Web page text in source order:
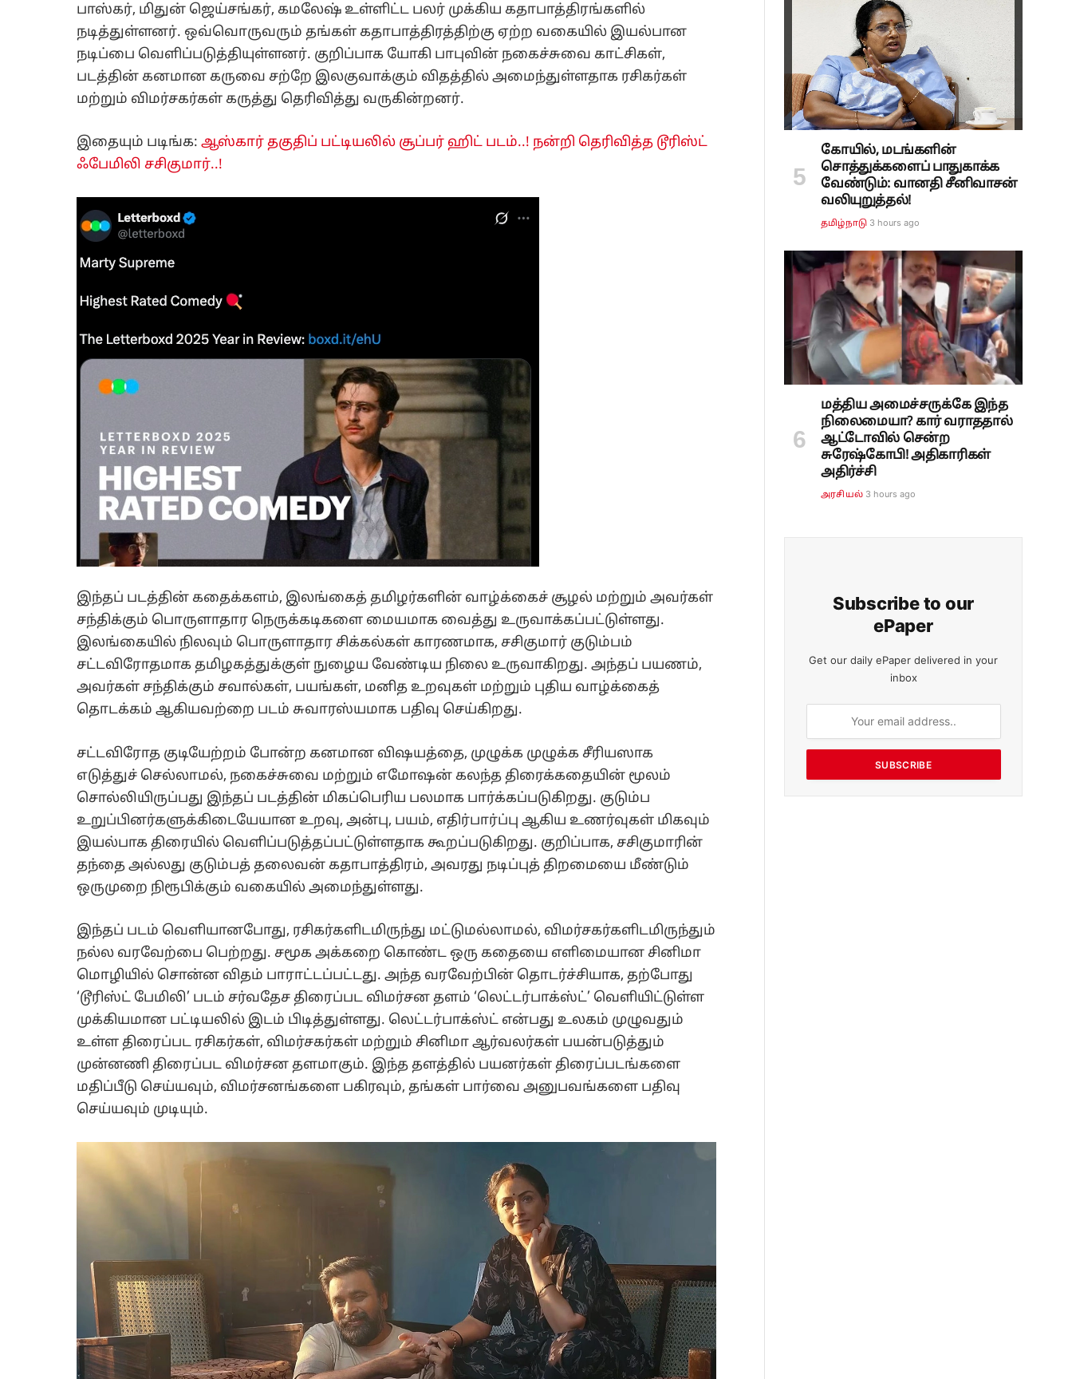
பாஸ்கர், மிதுன் ஜெய்சங்கர், கமலேஷ் உள்ளிட்ட பலர் முக்கிய கதாபாத்திரங்களில்
நடித்துள்ளனர். ஒவ்வொருவரும் தங்கள் கதாபாத்திரத்திற்கு ஏற்ற வகையில் இயல்பான
நடிப்பை வெளிப்படுத்தியுள்ளனர். குறிப்பாக யோகி பாபுவின் நகைச்சுவை காட்சிகள்,
படத்தின் கனமான கருவை சற்றே இலகுவாக்கும் விதத்தில் அமைந்துள்ளதாக ரசிகர்கள்
மற்றும் விமர்சகர்கள் கருத்து தெரிவித்து வருகின்றனர்.
இதையும் படிங்க:ஆஸ்கார் தகுதிப் பட்டியலில் சூப்பர் ஹிட் படம்..! நன்றி தெரிவித்த டூரிஸ்ட்
ஃபேமிலி சசிகுமார்..!
இந்தப் படத்தின் கதைக்களம், இலங்கைத் தமிழர்களின் வாழ்க்கைச் சூழல் மற்றும் அவர்கள்
சந்திக்கும் பொருளாதார நெருக்கடிகளை மையமாக வைத்து உருவாக்கப்பட்டுள்ளது.
இலங்கையில் நிலவும் பொருளாதார சிக்கல்கள் காரணமாக, சசிகுமார் குடும்பம்
சட்டவிரோதமாக தமிழகத்துக்குள் நுழைய வேண்டிய நிலை உருவாகிறது. அந்தப் பயணம்,
அவர்கள் சந்திக்கும் சவால்கள், பயங்கள், மனித உறவுகள் மற்றும் புதிய வாழ்க்கைத்
தொடக்கம் ஆகியவற்றை படம் சுவாரஸ்யமாக பதிவு செய்கிறது.
சட்டவிரோத குடியேற்றம் போன்ற கனமான விஷயத்தை, முழுக்க முழுக்க சீரியஸாக
எடுத்துச் செல்லாமல், நகைச்சுவை மற்றும் எமோஷன் கலந்த திரைக்கதையின் மூலம்
சொல்லியிருப்பது இந்தப் படத்தின் மிகப்பெரிய பலமாக பார்க்கப்படுகிறது. குடும்ப
உறுப்பினர்களுக்கிடையேயான உறவு, அன்பு, பயம், எதிர்பார்ப்பு ஆகிய உணர்வுகள் மிகவும்
இயல்பாக திரையில் வெளிப்படுத்தப்பட்டுள்ளதாக கூறப்படுகிறது. குறிப்பாக, சசிகுமாரின்
தந்தை அல்லது குடும்பத் தலைவன் கதாபாத்திரம், அவரது நடிப்புத் திறமையை மீண்டும்
ஒருமுறை நிரூபிக்கும் வகையில் அமைந்துள்ளது.
இந்தப் படம் வெளியானபோது, ரசிகர்களிடமிருந்து மட்டுமல்லாமல், விமர்சகர்களிடமிருந்தும்
நல்ல வரவேற்பை பெற்றது. சமூக அக்கறை கொண்ட ஒரு கதையை எளிமையான சினிமா
மொழியில் சொன்ன விதம் பாராட்டப்பட்டது. அந்த வரவேற்பின் தொடர்ச்சியாக, தற்போது
‘டூரிஸ்ட் பேமிலி’ படம் சர்வதேச திரைப்பட விமர்சன தளம் ‘லெட்டர்பாக்ஸ்ட்’ வெளியிட்டுள்ள
முக்கியமான பட்டியலில் இடம் பிடித்துள்ளது. லெட்டர்பாக்ஸ்ட் என்பது உலகம் முழுவதும்
உள்ள திரைப்பட ரசிகர்கள், விமர்சகர்கள் மற்றும் சினிமா ஆர்வலர்கள் பயன்படுத்தும்
முன்னணி திரைப்பட விமர்சன தளமாகும். இந்த தளத்தில் பயனர்கள் திரைப்படங்களை
மதிப்பீடு செய்யவும், விமர்சனங்களை பகிரவும், தங்கள் பார்வை அனுபவங்களை பதிவு
செய்யவும் முடியும்.
கோயில், மடங்களின்
சொத்துக்களைப் பாதுகாக்க
வேண்டும்: வானதி சீனிவாசன்
வலியுறுத்தல்!
தமிழ்நாடு 3 hours ago
மத்திய அமைச்சருக்கே இந்த
நிலைமையா? கார் வராததால்
ஆட்டோவில் சென்ற
சுரேஷ்கோபி! அதிகாரிகள்
அதிர்ச்சி
அரசியல் 3 hours ago
Subscribe to our
ePaper
Get our daily ePaper delivered in your
inbox
SUBSCRIBE